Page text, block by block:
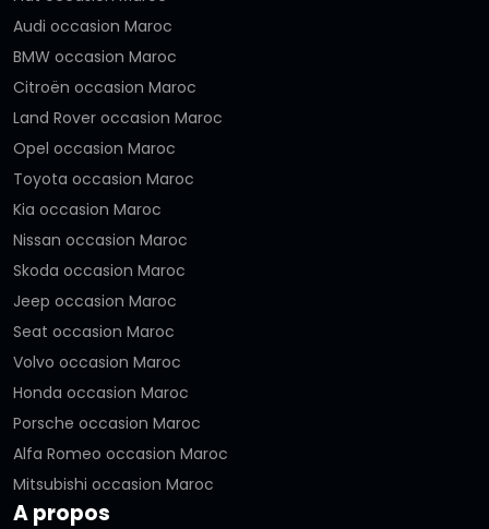
Audi occasion Maroc
BMW occasion Maroc
Citroën occasion Maroc
Land Rover occasion Maroc
Opel occasion Maroc
Toyota occasion Maroc
Kia occasion Maroc
Nissan occasion Maroc
Skoda occasion Maroc
Jeep occasion Maroc
Seat occasion Maroc
Volvo occasion Maroc
Honda occasion Maroc
Porsche occasion Maroc
Alfa Romeo occasion Maroc
Mitsubishi occasion Maroc
A propos